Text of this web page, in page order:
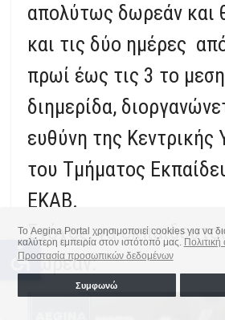
Το Aegina Portal χρησιμοποιεί cookies για να
καλύτερη εμπειρία στον ιστότοπό μας.
Προστασία προσωπικών δεδομένων
Συμφωνώ
απολύτως δωρεάν και
και τις δύο ημέρες
πρωί έως τις 3 το
διημερίδα,
ευθύνη της Κεντρικής
του Τμήματος
ΕΚΑΒ.
Στόχος, να
δωρεάν:
accessible